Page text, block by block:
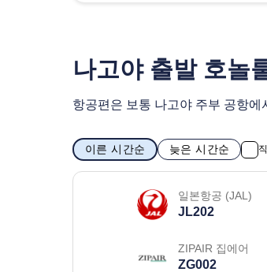
나고야 출발 호놀
항공편은 보통 나고야 주부 공항
이른 시간순 늦은 시간순
일본항공 (JAL)
JL202
ZIPAIR 집에어
ZG002